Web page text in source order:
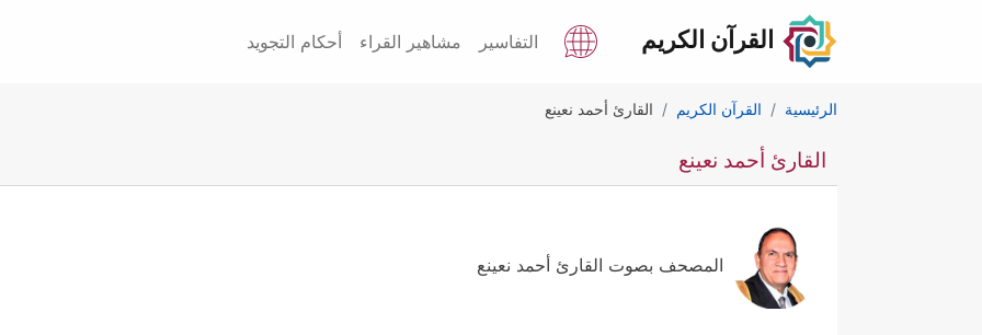
القرآن الكريم التفاسير مشاهير القراء أحكام التجويد
الرئيسية القرآن الكريم القارئ أحمد نعينع
القارئ أحمد نعينع
المصحف بصوت القارئ أحمد نعينع